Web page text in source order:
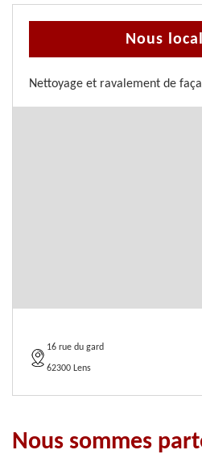
Nous
Nettoyage et ravalement de
16 rue du gard
62300 Lens
Nous sommes